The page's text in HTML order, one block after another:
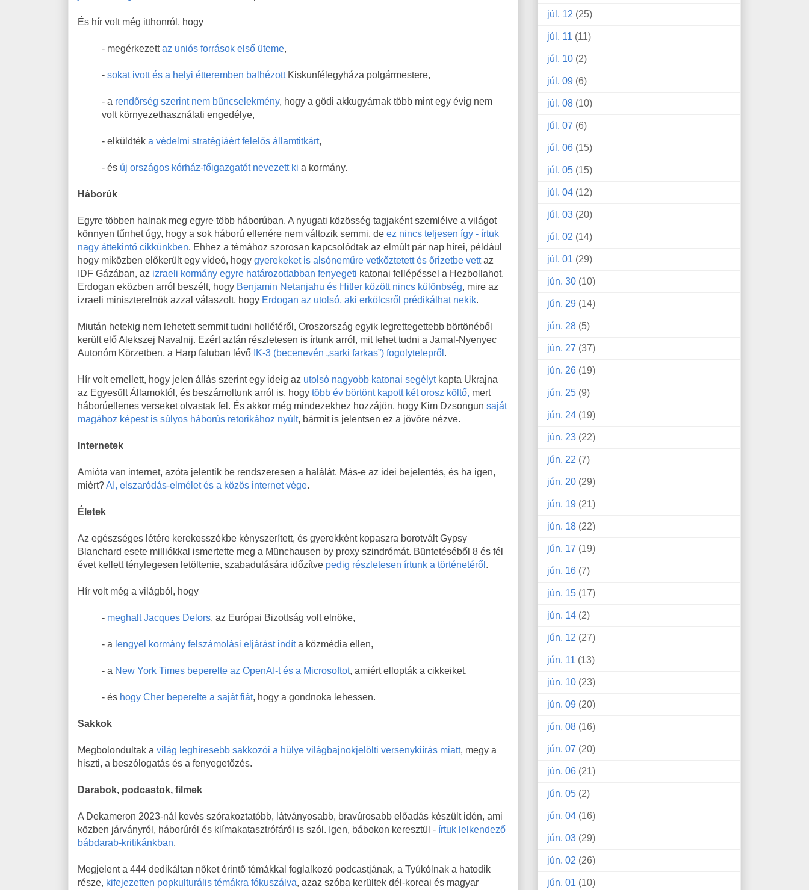
És hír volt még itthonról, hogy
- megérkezettaz uniós források első üteme,
- sokat ivott és a helyi étteremben balhézott Kiskunfélegyháza polgármestere,
- a rendőrség szerint nem bűncselekmény, hogy a gödi akkugyárnak több mint egy évig nem
volt környezethasználati engedélye,
- elküldték a védelmi stratégiáért felelős államtitkárt,
- és új országos kórház-főigazgatót nevezett ki a kormány.
Háborúk
Egyre többen halnak meg egyre több háborúban. A nyugati közösség tagjaként szemlélve a világot
könnyen tűnhet úgy, hogy a sok háború ellenére nem változik semmi, de ez nincs teljesen így - írtuk
nagy áttekintő cikkünkben. Ehhez a témához szorosan kapcsolódtak az elmúlt pár nap hírei, például
hogy miközben előkerült egy videó, hogy gyerekeket is alsóneműre vetkőztetett és őrizetbe vettaz
IDF Gázában, az izraeli kormány egyre határozottabban fenyegeti katonai fellépéssel a Hezbollahot.
Erdogan eközben arról beszélt, hogy Benjamin Netanjahu és Hitler között nincs különbség, mire az
izraeli miniszterelnök azzal válaszolt, hogy Erdogan az utolsó, aki erkölcsről prédikálhat nekik.
Miután hetekig nem lehetett semmit tudni hollétéről, Oroszország egyik legrettegettebb börtönéből
került elő Alekszej Navalnij. Ezért aztán részletesen is írtunk arról, mit lehet tudni a Jamal-Nyenyec
Autonóm Körzetben, a Harp faluban lévő IK-3 (becenevén „sarki farkas”) fogolytelepről .
Hír volt emellett, hogy jelen állás szerint egy ideig az utolsó nagyobb katonai segélytkapta Ukrajna
az Egyesült Államoktól, és beszámoltunk arról is, hogy több év börtönt kapott két orosz költő, mert
háborúellenes verseket olvastak fel. És akkor még mindezekhez hozzájön, hogy Kim Dzsongun saját
magához képest is súlyos háborús retorikához nyúlt, bármit is jelentsen ez a jövőre nézve.
Internetek
Amióta van internet, azóta jelentik be rendszeresen a halálát. Más-e az idei bejelentés, és ha igen,
miért?AI, elszaródás-elmélet és a közös internet vége.
Életek
Az egészséges létére kerekesszékbe kényszerített, és gyerekként kopaszra borotvált Gypsy
Blanchard esete milliókkal ismertette meg a Münchausen by proxy szindrómát. Büntetéséből 8 és fél
évet kellett ténylegesen letöltenie, szabadulására időzítve pedig részletesen írtunk a történetéről .
Hír volt még a világból, hogy
- meghalt Jacques Delors, az Európai Bizottság volt elnöke,
- a lengyel kormány felszámolási eljárást indíta közmédia ellen,
- a New York Times beperelte az OpenAI-t és a Microsoftot, amiért ellopták a cikkeiket,
- és hogy Cher beperelte a saját fiát, hogy a gondnoka lehessen.
Sakkok
Megbolondultak a világ leghíresebb sakkozói a hülye világbajnokjelölti versenykiírás miatt, megy a
hiszti, a beszólogatás és a fenyegetőzés.
Darabok, podcastok, filmek
A Dekameron 2023-nál kevés szórakoztatóbb, látványosabb, bravúrosabb előadás készült idén, ami
közben járványról, háborúról és klímakatasztrófáról is szól. Igen, bábokon keresztül - írtuk lelkendező
bábdarab-kritikánkban.
Megjelent a 444 dedikáltan nőket érintő témákkal foglalkozó podcastjának, a Tyúkólnak a hatodik
része, kifejezetten popkulturális témákra fókuszálva, azaz szóba kerültek dél-koreai és magyar
júl. 12 (25)
júl. 11 (11)
júl. 10 (2)
júl. 09 (6)
júl. 08 (10)
júl. 07 (6)
júl. 06 (15)
júl. 05 (15)
júl. 04 (12)
júl. 03 (20)
júl. 02 (14)
júl. 01 (29)
jún. 30 (10)
jún. 29 (14)
jún. 28 (5)
jún. 27 (37)
jún. 26 (19)
jún. 25 (9)
jún. 24 (19)
jún. 23 (22)
jún. 22 (7)
jún. 20 (29)
jún. 19 (21)
jún. 18 (22)
jún. 17 (19)
jún. 16 (7)
jún. 15 (17)
jún. 14 (2)
jún. 12 (27)
jún. 11 (13)
jún. 10 (23)
jún. 09 (20)
jún. 08 (16)
jún. 07 (20)
jún. 06 (21)
jún. 05 (2)
jún. 04 (16)
jún. 03 (29)
jún. 02 (26)
jún. 01 (10)